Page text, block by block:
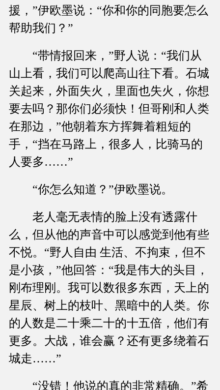
援，”伊欧墨说：“你和你的同胞要怎么
帮助我们？”
“带情报回来，”野人说：“我们从
山上看，我们可以爬高山往下看。石城
关起来，外面失火，里面也失火，你想
要去吗？那你们必须快！但哥刚和人类
在那边，”他朝着东方挥舞着粗短的
手，“挡在马路上，很多人，比骑马的
人要多……”
“你怎么知道？”伊欧墨说。
老人毫无表情的脸上没有透露什
么，但从他的声音中可以感觉到他有些
不悦。“野人自由 生活、不拘束，但不
是小孩，”他回答：“我是伟大的头目，
刚布理刚。我可以数很多东西，天上的
星辰、树上的枝叶、黑暗中的人类。你
的人数是二十乘二十的十五倍，他们有
更多。大战，谁会赢？还有更多绕着石
城走……”
“没错！他说的真的非常精确。”希